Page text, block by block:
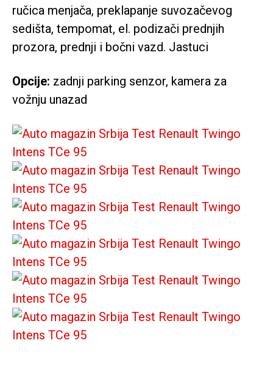
ručica menjača, preklapanje suvozačevog
sedišta, tempomat, el. podizači prednjih
prozora, prednji i bočni vazd. Jastuci
Opcije: zadnji parking senzor, kamera za
vožnju unazad